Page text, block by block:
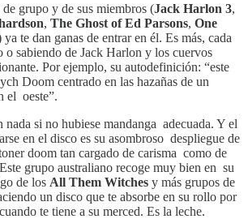
grupo y de sus miembros (Jack Harlon 3,
, The Ghost of Ed Parsons, One
te dan ganas de entrar en él. Es más, cada
o sabiendo de Jack Harlon y los cuervos
Por ejemplo, su autodefinición: “este
Doom centrado en las hazañas de un
el oeste”.
nada si no hubiese mandanga adecuada. Y el
en el disco es su asombroso despliegue de
doom tan cargado de carisma como de
grupo australiano recoge muy bien en su
de los All Them Witches y más grupos de
un disco que te absorbe en su rollo por
te tiene a su merced. Es la leche.